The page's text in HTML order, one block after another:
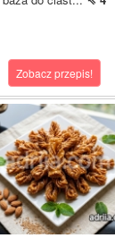
Zobacz przepis!